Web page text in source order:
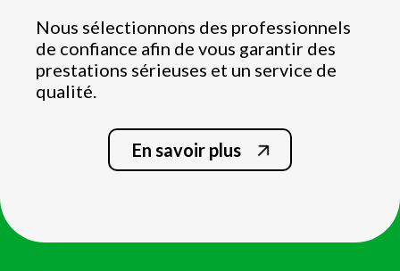
Nous sélectionnons des professionnels
de confiance afin de vous garantir des
prestations sérieuses et un service de
qualité.
En savoir plus
et WC